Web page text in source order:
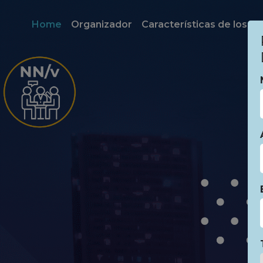
Home Organizador Características de los